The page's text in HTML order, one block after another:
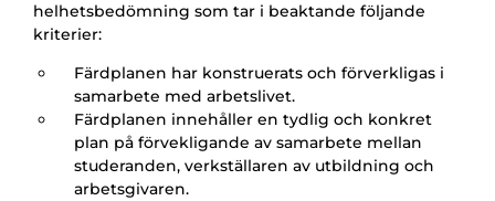
helhetsbedömning som tar i beaktande följande
kriterier:
Färdplanen har konstruerats och förverkligas i
samarbete med arbetslivet.
Färdplanen innehåller en tydlig och konkret
plan på förvekligande av samarbete mellan
studeranden, verkställaren av utbildning och
arbetsgivaren.